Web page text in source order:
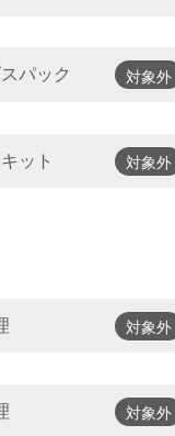
パック 対象外
ット 対象外
対象外
対象外